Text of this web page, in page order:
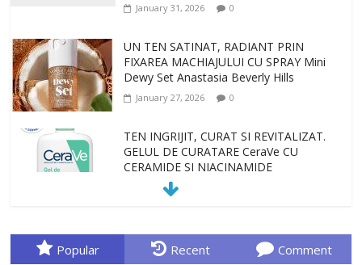
January 31, 2026 0
UN TEN SATINAT, RADIANT PRIN
FIXAREA MACHIAJULUI CU SPRAY Mini
Dewy Set Anastasia Beverly Hills
January 27, 2026 0
TEN INGRIJIT, CURAT SI REVITALIZAT.
GELUL DE CURATARE CeraVe CU
CERAMIDE SI NIACINAMIDE
January 23, 2026
ori o provocare. Idei inedite, cadouri
originale, le puteti avea la Giftspot.ro,
Popular Recent Comment